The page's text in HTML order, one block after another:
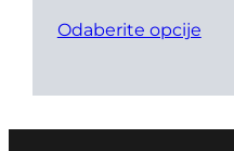
Odaberite opcije